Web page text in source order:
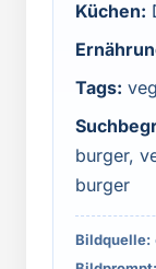
Küchen:
Tags:
burger,
burger
Bildquelle: